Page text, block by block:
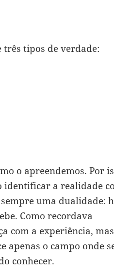
tipos de verdade:
o apreendemos. Por
identificar a realidade
uma dualidade:
Como recordava
com a experiência, mas
apenas o campo onde
conhecer.